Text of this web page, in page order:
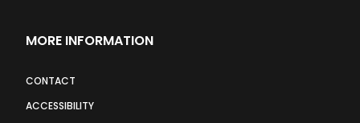
MORE INFORMATION
CONTACT
ACCESSIBILITY